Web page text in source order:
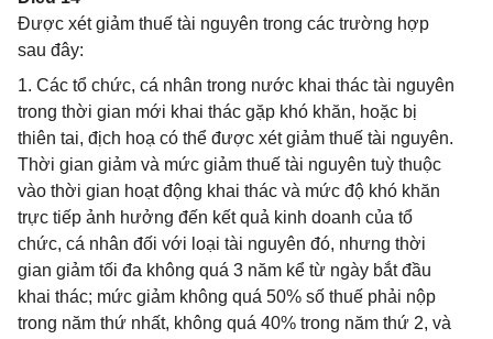
Được xét giảm thuế tài nguyên trong các trường hợp
sau đây:
1. Các tổ chức, cá nhân trong nước khai thác tài nguyên
trong thời gian mới khai thác gặp khó khăn, hoặc bị
thiên tai, địch hoạ có thể được xét giảm thuế tài nguyên.
Thời gian giảm và mức giảm thuế tài nguyên tuỳ thuộc
vào thời gian hoạt động khai thác và mức độ khó khăn
trực tiếp ảnh hưởng đến kết quả kinh doanh của tổ
chức, cá nhân đối với loại tài nguyên đó, nhưng thời
gian giảm tối đa không quá 3 năm kể từ ngày bắt đầu
khai thác; mức giảm không quá 50% số thuế phải nộp
trong năm thứ nhất, không quá 40% trong năm thứ 2, và